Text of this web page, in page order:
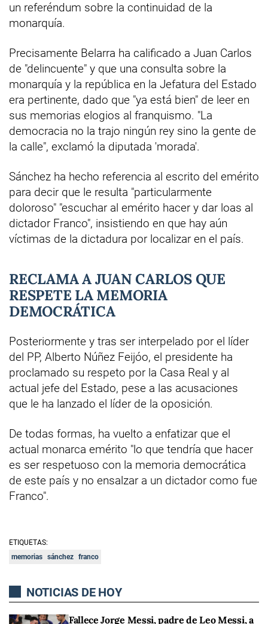
un referéndum sobre la continuidad de la
monarquía.
Precisamente Belarra ha calificado a Juan Carlos
de "delincuente" y que una consulta sobre la
monarquía y la república en la Jefatura del Estado
era pertinente, dado que "ya está bien" de leer en
sus memorias elogios al franquismo. "La
democracia no la trajo ningún rey sino la gente de
la calle", exclamó la diputada 'morada'.
Sánchez ha hecho referencia al escrito del emérito
para decir que le resulta "particularmente
doloroso" "escuchar al emérito hacer y dar loas al
dictador Franco", insistiendo en que hay aún
víctimas de la dictadura por localizar en el país.
RECLAMA A JUAN CARLOS QUE
RESPETE LA MEMORIA
DEMOCRÁTICA
Posteriormente y tras ser interpelado por el líder
del PP, Alberto Núñez Feijóo, el presidente ha
proclamado su respeto por la Casa Real y al
actual jefe del Estado, pese a las acusaciones
que le ha lanzado el líder de la oposición.
De todas formas, ha vuelto a enfatizar que el
actual monarca emérito "lo que tendría que hacer
es ser respetuoso con la memoria democrática
de este país y no ensalzar a un dictador como fue
Franco".
ETIQUETAS:
memorias sánchez franco
NOTICIAS DE HOY
Fallece Jorge Messi, padre de Leo Messi, a